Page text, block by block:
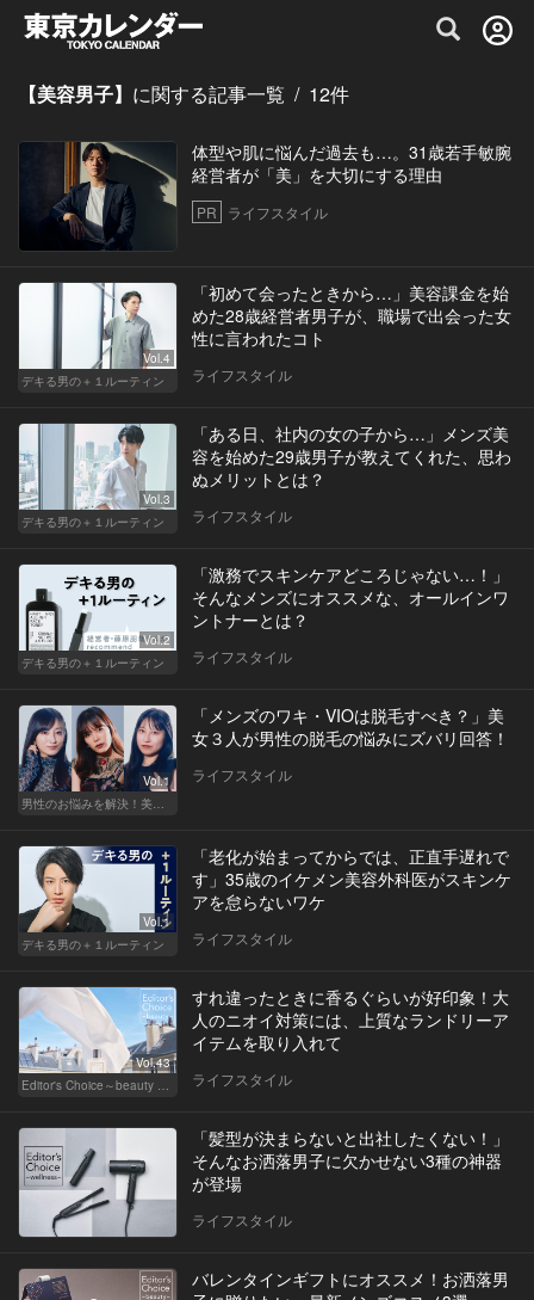
グルメ情報・プレミアムレストラン予約
【美容男子】 に関する記事一覧 / 12件
体型や肌に悩んだ過去も…。31歳若手敏腕
経営者が「美」を大切にする理由
PR ライフスタイル
Vol.4
デキる男の＋１ルーティン
「初めて会ったときから…」美容課金を始
めた28歳経営者男子が、職場で出会った女
性に言われたコト
ライフスタイル
Vol.3
デキる男の＋１ルーティン
「ある日、社内の女の子から…」メンズ美
容を始めた29歳男子が教えてくれた、思わ
ぬメリットとは？
ライフスタイル
Vol.2
デキる男の＋１ルーティン
「激務でスキンケアどころじゃない…！」
そんなメンズにオススメな、オールインワ
ントナーとは？
ライフスタイル
Vol.1
男性のお悩みを解決！美女たちの本音
「メンズのワキ・VIOは脱毛すべき？」美
女３人が男性の脱毛の悩みにズバリ回答！
ライフスタイル
Vol.1
デキる男の＋１ルーティン
「老化が始まってからでは、正直手遅れで
す」35歳のイケメン美容外科医がスキンケ
アを怠らないワケ
ライフスタイル
Vol.43
Editor's Choice～beauty & wellness～
すれ違ったときに香るぐらいが好印象！大
人のニオイ対策には、上質なランドリーア
イテムを取り入れて
ライフスタイル
「髪型が決まらないと出社したくない！」
そんなお洒落男子に欠かせない3種の神器
が登場
ライフスタイル
バレンタインギフトにオススメ！お洒落男